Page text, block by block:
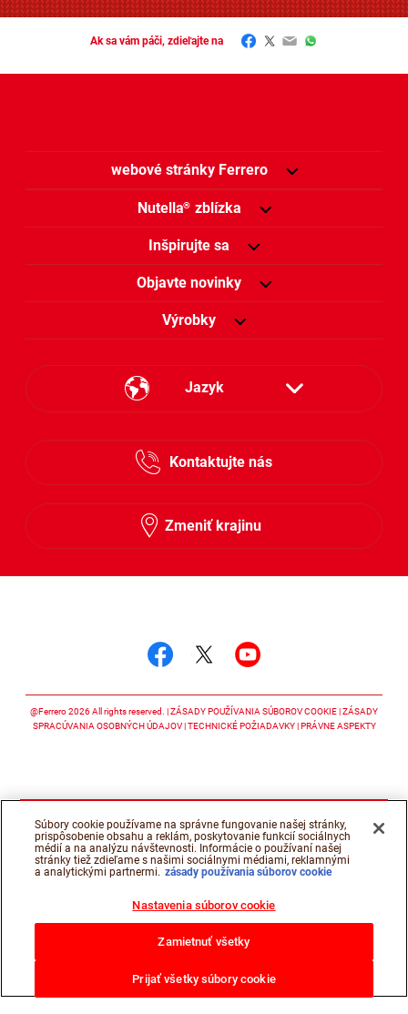
Ak sa vám páči, zdieľajte na Facebook
Twitter
EmailWhatsApp
webové stránky Ferrero
Nutella® zblízka
Inšpirujte sa
Objavte novinky
Výrobky
Jazyk
Česky
Kontaktujte nás
Zmeniť krajinu
@Ferrero 2026 All rights reserved. ZÁSADY POUŽÍVANIA SÚBOROV COOKIE ZÁSADY
SPRACÚVANIA OSOBNÝCH ÚDAJOV TECHNICKÉ POŽIADAVKY PRÁVNE ASPEKTY
Súbory cookie používame na správne fungovanie našej stránky,
prispôsobenie obsahu a reklám, poskytovanie funkcií sociálnych
médií a na analýzu návštevnosti. Informácie o používaní našej
stránky tiež zdieľame s našimi sociálnymi médiami, reklamnými
a analytickými partnermi. zásady používania súborov cookie
Nastavenia súborov cookie
Zamietnuť všetky
Prijať všetky súbory cookie